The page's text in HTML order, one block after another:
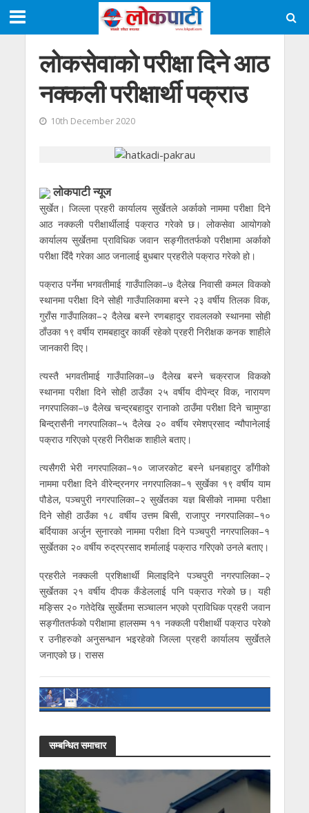
लोकसेवाको परीक्षा दिने आठ
नक्कली परीक्षार्थी पक्राउ
10th December 2020
लोकपाटी न्यूज
सुर्खेत। जिल्ला प्रहरी कार्यालय सुर्खेतले अर्काको नाममा परीक्षा दिने
आठ नक्कली परीक्षार्थीलाई पक्राउ गरेको छ। लोकसेवा आयोगको
कार्यालय सुर्खेतमा प्राविधिक जवान सङ्गीततर्फको परीक्षामा अर्काको
परीक्षा दिँदै गरेका आठ जनालाई बुधबार प्रहरीले पक्राउ गरेको हो।
पक्राउ पर्नेमा भगवतीमाई गाउँपालिका–७ दैलेख निवासी कमल विकको
स्थानमा परीक्षा दिने सोही गाउँपालिकामा बस्ने २३ वर्षीय तिलक विक,
गुराँस गाउँपालिका–२ दैलेख बस्ने रणबहादुर रावललको स्थानमा सोही
ठाँउका १९ वर्षीय रामबहादुर कार्की रहेको प्रहरी निरीक्षक कनक शाहीले
जानकारी दिए।
त्यस्तै भगवतीमाई गाउँपालिका–७ दैलेख बस्ने चक्रराज विकको
स्थानमा परीक्षा दिने सोही ठाउँका २५ वर्षीय दीपेन्द्र विक, नारायण
नगरपालिका–७ दैलेख चन्द्रबहादुर रानाको ठाउँमा परीक्षा दिने चामुण्डा
बिन्द्रासैनी नगरपालिका–५ दैलेख २० वर्षीय रमेशप्रसाद न्यौपानेलाई
पक्राउ गरिएको प्रहरी निरीक्षक शाहीले बताए।
त्यसैगरी भेरी नगरपालिका–१० जाजरकोट बस्ने धनबहादुर डाँगीको
नाममा परीक्षा दिने वीरेन्द्रनगर नगरपालिका–१ सुर्खेका १९ वर्षीय याम
पौडेल, पञ्चपुरी नगरपालिका–२ सुर्खेतका यज्ञ बिसीको नाममा परीक्षा
दिने सोही ठाउँका १८ वर्षीय उत्तम बिसी, राजापुर नगरपालिका–१०
बर्दियाका अर्जुन सुनारको नाममा परीक्षा दिने पञ्चपुरी नगरपालिका–१
सुर्खेतका २० वर्षीय रुद्रप्रसाद शर्मालाई पक्राउ गरिएको उनले बताए।
प्रहरीले नक्कली प्रशिक्षार्थी मिलाइदिने पञ्चपुरी नगरपालिका–२
सुर्खेतका २१ वर्षीय दीपक कँडेललाई पनि पक्राउ गरेको छ। यही
मङ्सिर २० गतेदेखि सुर्खेतमा सञ्चालन भएको प्राविधिक प्रहरी जवान
सङ्गीततर्फको परीक्षामा हालसम्म ११ नक्कली परीक्षार्थी पक्राउ परेको
र उनीहरुको अनुसन्धान भइरहेको जिल्ला प्रहरी कार्यालय सुर्खेतले
जनाएको छ। रासस
सम्बन्धित समाचार